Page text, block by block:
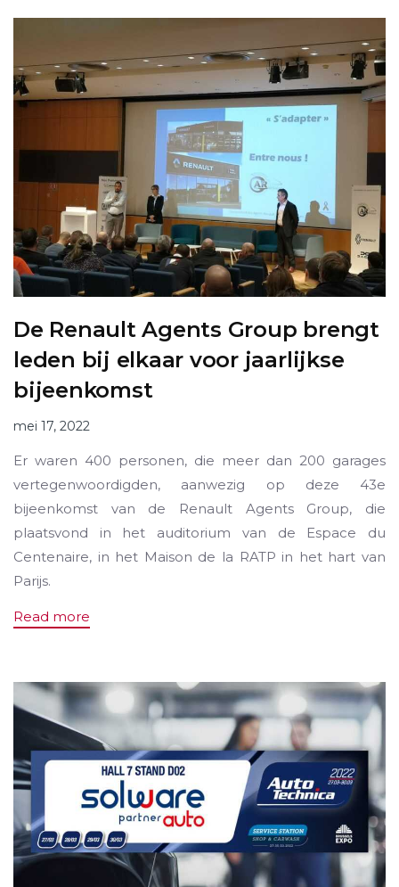
De Renault Agents Group brengt
leden bij elkaar voor jaarlijkse
bijeenkomst
mei 17, 2022
Er waren 400 personen, die meer dan 200 garages
vertegenwoordigden, aanwezig op deze 43e
bijeenkomst van de Renault Agents Group, die
plaatsvond in het auditorium van de Espace du
Centenaire, in het Maison de la RATP in het hart van
Parijs.
Read more